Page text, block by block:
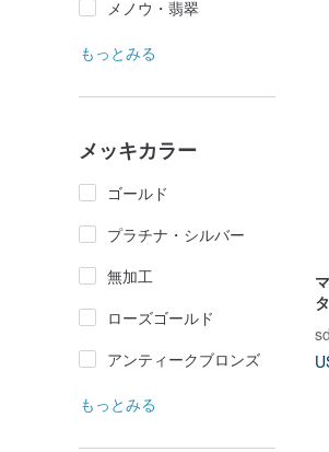
メノウ・翡翠
もっとみる
メッキカラー
ゴールド
プラチナ・シルバー
無加工
ローズゴールド
アンティークブロンズ
もっとみる